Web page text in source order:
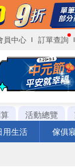
員中心 訂單查詢
活動總覽
用生活 傢俱